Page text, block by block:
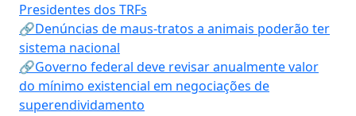
Presidentes dos TRFs
🔗Denúncias de maus-tratos a animais poderão ter
sistema nacional
🔗Governo federal deve revisar anualmente valor
do mínimo existencial em negociações de
superendividamento